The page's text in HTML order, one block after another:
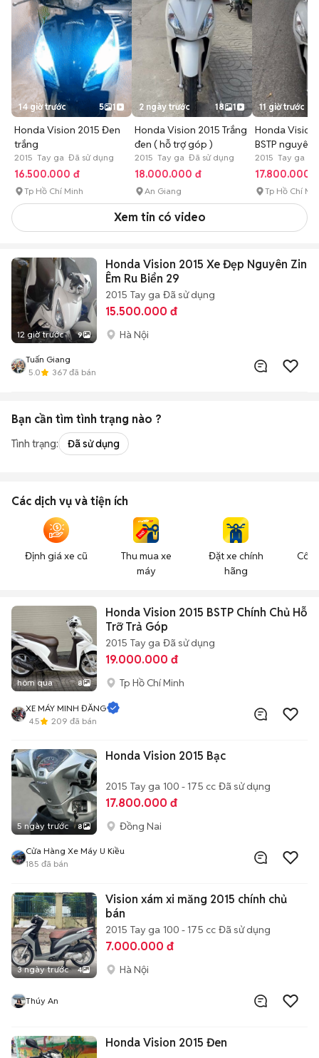
14 giờ trước 5 1
Honda Vision 2015 Đen
trắng
2015 Tay ga Đã sử dụng
16.500.000 đ
Tp Hồ Chí Minh
2 ngày trước 18 1
Honda Vision 2015 Trắng
đen ( hỗ trợ góp )
2015 Tay ga Đã sử dụng
18.000.000 đ
An Giang
11 giờ trước
Honda Vision
BSTP nguyên
2015 Tay ga
17.800.000 đ
Tp Hồ Chí
Xem tin có video
12 giờ trước 9
Honda Vision 2015 Xe Đẹp Nguyên Zin
Êm Ru Biển 29
2015 Tay ga Đã sử dụng
15.500.000 đ
Hà Nội
Tuấn Giang
5.0
367 đã bán
Bạn cần tìm tình trạng nào ?
Tình trạng: Đã sử dụng
Các dịch vụ và tiện ích
Định giá xe cũ
Thu mua xe
máy
Đặt xe chính
hãng
hôm qua 8
Honda Vision 2015 BSTP Chính Chủ Hỗ
Trỡ Trả Góp
2015 Tay ga Đã sử dụng
19.000.000 đ
Tp Hồ Chí Minh
XE MÁY MINH ĐĂNG
4.5
209 đã bán
5 ngày trước 8
Honda Vision 2015 Bạc
2015 Tay ga 100 - 175 cc Đã sử dụng
17.800.000 đ
Đồng Nai
Cửa Hàng Xe Máy U Kiều
185 đã bán
3 ngày trước 4
Vision xám xi măng 2015 chính chủ
bán
2015 Tay ga 100 - 175 cc Đã sử dụng
7.000.000 đ
Hà Nội
Thúy An
Honda Vision 2015 Đen